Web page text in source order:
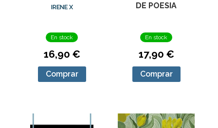
IRENE X
En stock
16,90 €
Comprar
DE POESIA
En stock
17,90 €
Comprar